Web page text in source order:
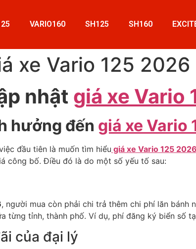
VARIO160 SH125 SH160
xe Vario 125
nhật giá xe Vario
hưởng đến giá xe Vario
đầu tiên là muốn tìm hiểu giá xe Vario 125 2026
công bố. Điều đó là do một số yếu tố sau:
, người mua còn phải chi trả thêm chi phí lăn
từng tỉnh, thành phố. Ví dụ, phí đăng ký biển số
của đại lý